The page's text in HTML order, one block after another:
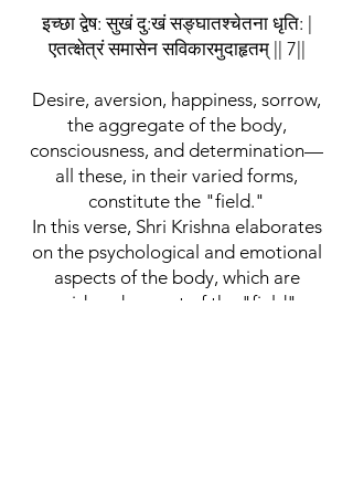
इच्छा द्वेष: सुखं दु:खं सङ्घातश्चेतना धृति: |
एतत्क्षेत्रं समासेन सविकारमुदाहृतम् || 7||
Desire, aversion, happiness, sorrow,
the aggregate of the body,
consciousness, and determination—
all these, in their varied forms,
constitute the "field."
In this verse, Shri Krishna elaborates
on the psychological and emotional
aspects of the body, which are
considered as part of the "field" or